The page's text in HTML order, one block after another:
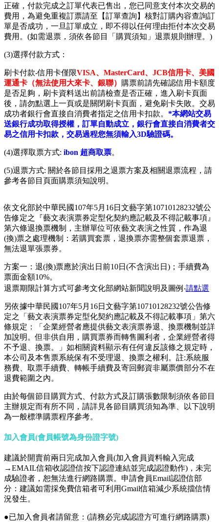
正確，付款完成之訂單代表已售出，您已同意支付本次交易的
費用，為避免重複訂票請至【訂單查詢】核對訂購內容查詢訂
單是否成功，一旦訂單成立，即不得以任何理由拒付本次交易
費用。(如需退票，須依各節目「購買須知」退票規則辦理。)
(3)選擇付款方式：
刷卡付款-信用卡僅限VISA、MasterCard、JCB信用卡、美國
運通卡（無法使用大來卡、銀聯） 購票前請先確認信用卡額度
是否足夠，刷卡資料送出前請檢查是否正確，進入刷卡頁面
後，請勿點選上一頁或是關閉刷卡頁面，避免刷卡失敗。交易
成功者銀行會直接自消費者指定之信用卡扣款。 *本網站交易
送銀行成功取得授權，訂單自動成立，銀行會直接自消費者交
易之信用卡扣款，交易過程您無須輸入3D驗證碼。
(4)選擇取票方式: ibon 超商取票。
(5)退票方式: 關於各節目採用之退票方案及相關退票流程，請
參考各節目頁面購票須知說明。
依文化部於中華民國107年5月16日文藝字第10710128232號公
告修定之『藝文表演票券定型化契約應記載及不得記載事項』
第六條退換票機制，主辦單位可依藝文表演之性質，作為退
(換)票之處理機制：若購買套票，退換票亦需整個套票退票，
無法退單張票券。
方案一：退(換)票應於演出日前10日(不含演出日)；手續費為
票面金額10%。
退票期限計算方式可參考文化部網站新聞說明及圖例‧請點選
另依據中華民國107年5月16日文藝字第10710128232號公告修
定之「藝文表演票券定型化契約應記載及不得記載事項」第六
條規定：「企業經營者應提供藝文表演票券退、換票機制並詳
加說明。但非供自用，購買票券而轉售圖利者，企業經營者得
不予退、換票。」如相關資料顯示有任何違反該條之規定時，
本公司及本售票系統保有不受理退、換票之權利。註:系統服
務費、取票手續費、轉帳手續費及寄回郵資非屬票價部分不在
退費範圍之內。
由於每個節目購買方式、付款方式及訂購張數限制須依各節目
主辦規定而有所不同，請詳見各節目購買須知為準、以下說明
為一般標準購票程序參考。
加入會員(會員帳號為身份證字號)
建議於開賣前兩日完成加入會員(加入會員資料輸入完成
→EMAIL信箱收認證信按下認證連結並完成認證動作)，未完
成驗證者，恕無法進行網路購票。申請會員Email認證信部
分：建議如需採免費信箱者可利用Gmail信箱減少系統擋信情
況發生。
●已加入會員者請留意：(請務必完成認證方可進行網路購票)